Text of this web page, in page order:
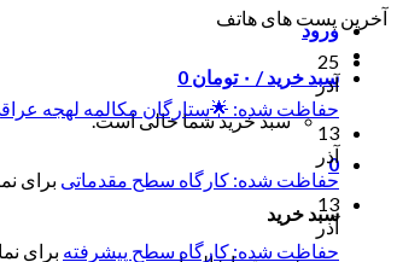
ورود
سبد خرید / ۰ تومان 0
سبد خرید شما خالی است.
0
سبد خرید
آخرین پست های هاتف
25
آذر
حفاظت شده: 🌟ستارگان مکالمه لهجه
13
آذر
حفاظت شده: کارگاه سطح مقدماتی برای
13
آذر
حفاظت شده: کارگاه سطح پیشرفته برای